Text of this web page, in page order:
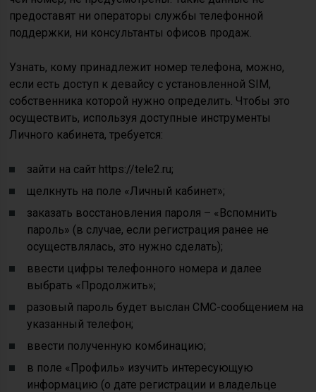
предоставят ни операторы службы телефонной
поддержки, ни консультанты офисов продаж.
Узнать, кому принадлежит номер телефона, можно,
если есть доступ к девайсу с установленной SIM,
собственника которой нужно определить. Чтобы это
осуществить, используя доступные инструменты
Личного кабинета, требуется:
зайти на сайт https://tele2.ru;
щелкнуть на поле «Личный кабинет»;
заказать восстановления пароля – «Вспомнить
пароль» (в случае, если регистрация ранее не
осуществлялась, это нужно сделать);
ввести цифры телефонного номера и далее
выбрать «Продолжить»;
разовый пароль будет выслан СМС-сообщением на
указанный телефон;
ввести полученную комбинацию;
в поле «Профиль» изучить интересующую
информацию (о дате регистрации и владельце